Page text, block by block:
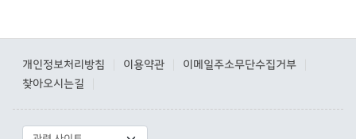
개인정보처리방침 이용약관 이메일주소무단수집거부
찾아오시는길